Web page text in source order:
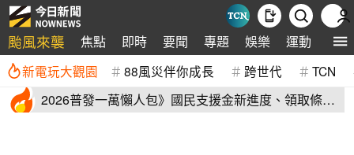
颱風來襲 焦點 即時 要聞 專題 娛樂 運動 全球
新電玩大觀園 88風災伴你成長 跨世代 TCN
2026普發一萬懶人包》國民支援金新進度、領取條